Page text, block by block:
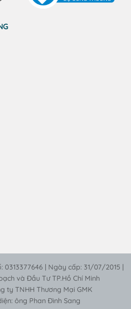
0313377646 | Ngày cấp: 31/07/2015 |
và Đầu Tư TP.Hồ Chí Minh
ty TNHH Thương Mại GMK
ông Phan Đình Sang